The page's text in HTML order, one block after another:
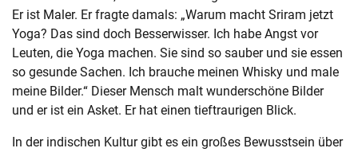
Er ist Maler. Er fragte damals: „Warum macht Sriram jetzt
Yoga? Das sind doch Besserwisser. Ich habe Angst vor
Leuten, die Yoga machen. Sie sind so sauber und sie essen
so gesunde Sachen. Ich brauche meinen Whisky und male
meine Bilder.“ Dieser Mensch malt wunderschöne Bilder
und er ist ein Asket. Er hat einen tieftraurigen Blick.
In der indischen Kultur gibt es ein großes Bewusstsein über